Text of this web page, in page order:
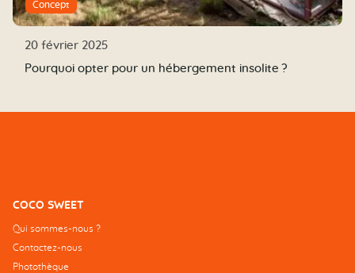
Concept
20 février 2025
Pourquoi opter pour un hébergement insolite ?
COCO SWEET
Qui sommes-nous ?
Contactez-nous
Photothèque